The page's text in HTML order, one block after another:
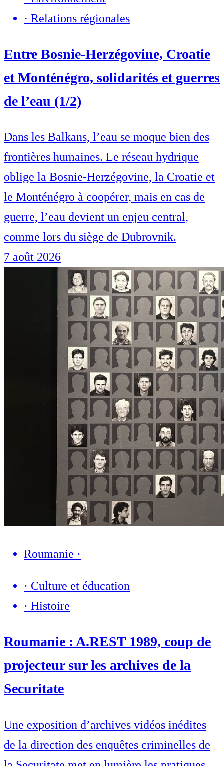
· Relations régionales
Entre Bosnie-Herzégovine, Croatie
et Monténégro, solidarités et guerres
de l’eau (1/2)
Dans les Balkans, l’eau se moque bien des
frontières humaines. Le réseau hydrique
oblige la Bosnie-Herzégovine, la Croatie et
le Monténégro à coopérer, mais en cas de
guerre, l’eau devient un enjeu central,
comme lors du siège de Dubrovnik.
7 août 2026
Roumanie ·
· Culture et éducation
· Histoire
Roumanie : A.REST 1989, coup de
projecteur sur les archives de la
Securitate
Une exposition d’archives vidéos inédites
de la direction des enquêtes criminelles de